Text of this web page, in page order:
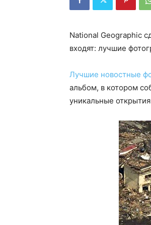
National Geographic
входят: лучшие
Лучшие новостные
альбом, в котором
уникальные